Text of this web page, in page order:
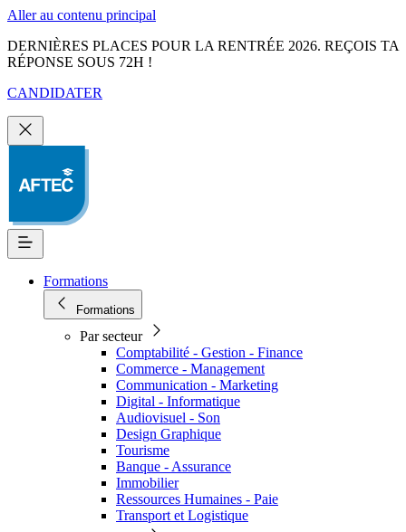
Aller au contenu principal
DERNIÈRES PLACES POUR LA RENTRÉE 2026. REÇOIS TA
RÉPONSE SOUS 72H !
CANDIDATER
Formations
Formations
Par secteur
Comptabilité - Gestion - Finance
Commerce - Management
Communication - Marketing
Digital - Informatique
Audiovisuel - Son
Design Graphique
Tourisme
Banque - Assurance
Immobilier
Ressources Humaines - Paie
Transport et Logistique